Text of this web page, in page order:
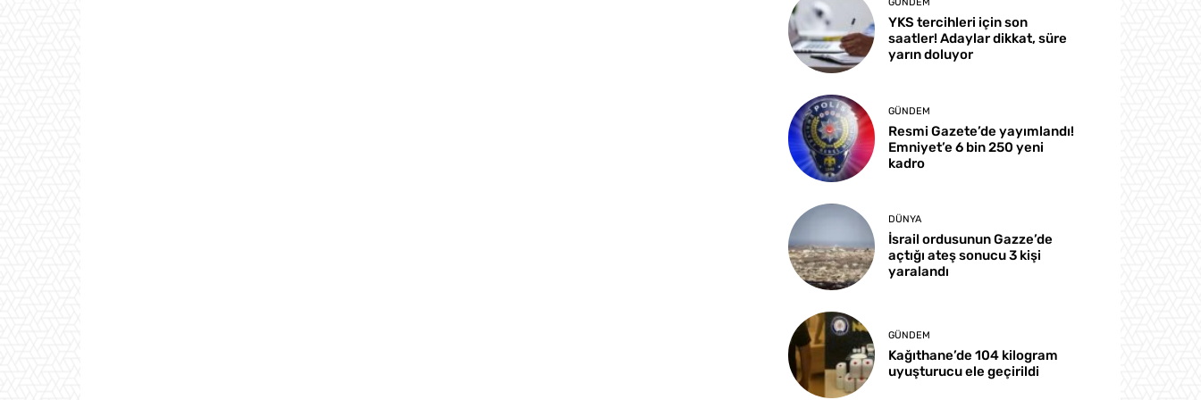
GÜNDEM
YKS tercihleri için son
saatler! Adaylar dikkat, süre
yarın doluyor
GÜNDEM
Resmi Gazete’de yayımlandı!
Emniyet’e 6 bin 250 yeni
kadro
DÜNYA
İsrail ordusunun Gazze’de
açtığı ateş sonucu 3 kişi
yaralandı
GÜNDEM
Kağıthane’de 104 kilogram
uyuşturucu ele geçirildi